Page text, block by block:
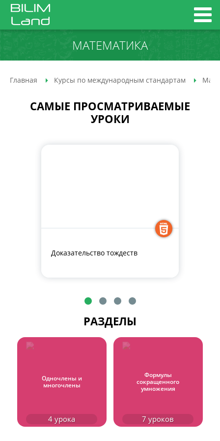
МАТЕМАТИКА
Главная Курсы по международным стандартам
САМЫЕ ПРОСМАТРИВАЕМЫЕ
УРОКИ
Доказательство тождеств
РАЗДЕЛЫ
4 урока
Одночлены и
многочлены
7 уроков
Формулы
сокращенного
умножения